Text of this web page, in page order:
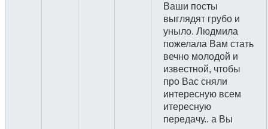
Ваши посты
выглядят грубо и
уныло. Людмила
пожелала Вам стать
вечно молодой и
известной, чтобы
про Вас сняли
интересную всем
итересную
передачу.. а Вы